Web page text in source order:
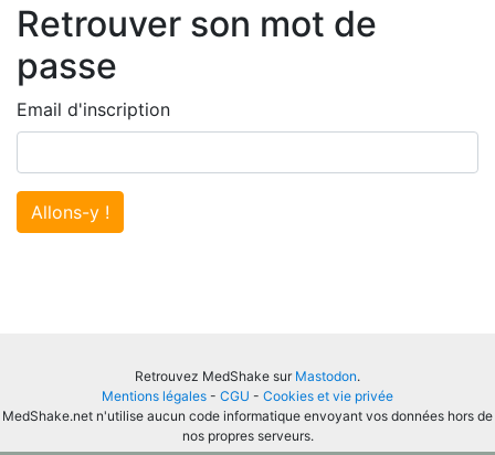
Retrouver son mot de
passe
Email d'inscription
Allons-y !
Retrouvez MedShake sur Mastodon.
Mentions légales - CGU - Cookies et vie privée
MedShake.net n'utilise aucun code informatique envoyant vos données hors de
nos propres serveurs.